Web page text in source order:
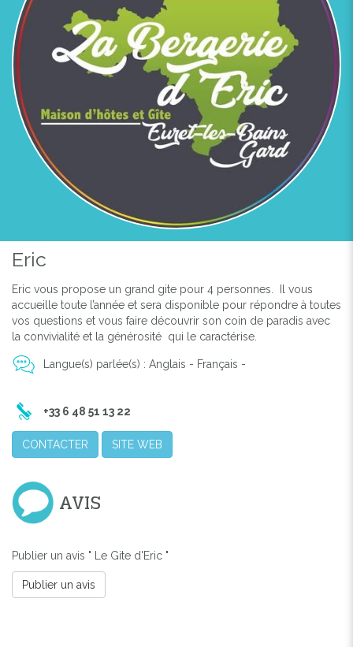
Previous Next
Eric
Eric vous propose un grand gite pour 4 personnes. Il vous
accueille toute l’année et sera disponible pour répondre à toutes
vos questions et vous faire découvrir son coin de paradis avec
la convivialité et la générosité qui le caractérise.
Langue(s) parlée(s) : Anglais - Français -
+33 6 48 51 13 22
CONTACTER SITE WEB
AVIS
Publier un avis " Le Gite d'Eric "
Publier un avis